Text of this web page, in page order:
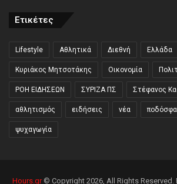
Ετικέτες
Lifestyle Αθλητικά Διεθνή Ελλάδα
Κυριάκος Μητσοτάκης Οικονομία
ΡΟΗ ΕΙΔΗΣΕΩΝ ΣΥΡΙΖΑ ΠΣ Στέφανος
αθλητισμός ειδήσεις νέα
ψυχαγωγία
Hours.gr© Copyright 2026, All Rights Reserved.